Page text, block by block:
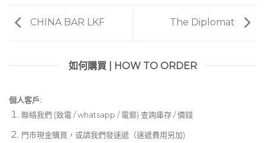
CHINA BAR LKF The Diplomat
如何購買 | HOW TO ORDER
個人客戶:
聯絡我們 (致電 / whatsapp / 電郵) 查詢庫存 / 價錢
門市現金購買，或請我們發速遞（速遞費用另加)